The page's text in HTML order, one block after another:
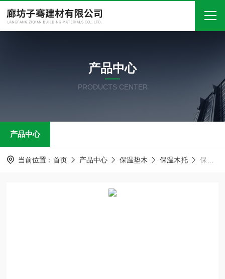
关于我们
产品中心
在线留言
产品中心
PRODUCTS CENTER
产品中心
当前位置： 首页 产品中心 保温垫木 保温木托 保温木托 哈夫固定器 管道木支架